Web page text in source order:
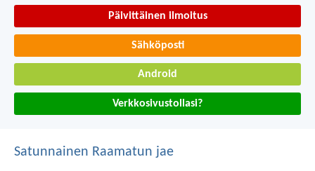
Päivittäinen ilmoitus
Sähköposti
Android
Verkkosivustollasi?
Satunnainen Raamatun jae